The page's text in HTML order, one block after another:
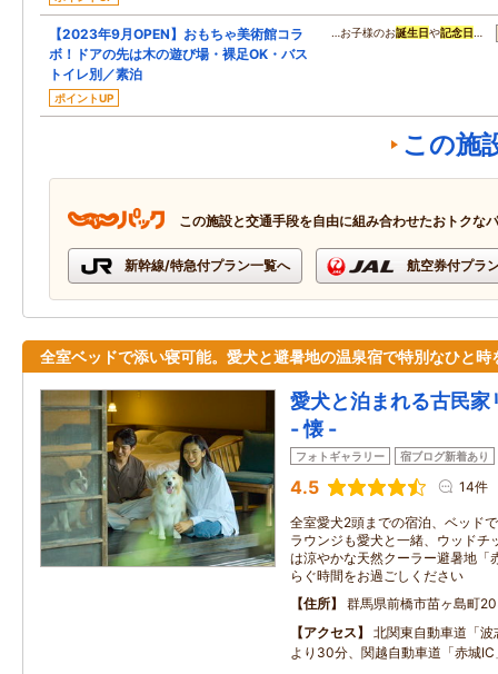
【2023年9月OPEN】おもちゃ美術館コラ
ボ！ドアの先は木の遊び場・裸足OK・バス
トイレ別／素泊
ポイントUP
…お子様のお誕生日や記念日 …
この施
この施設と交通手段を自由に組み合わせたおトクな
新幹線/特急付プラン一覧へ 航空券付プラ
全室ベッドで添い寝可能。愛犬と避暑地の温泉宿で特別なひと時
愛犬と泊まれる古民家
- 懐 -
フォトギャラリー 宿ブログ新着あり
4.5 14件
全室愛犬2頭までの宿泊、ベッド
ラウンジも愛犬と一緒、ウッドチ
は涼やかな天然クーラー避暑地「
らぐ時間をお過ごしください
住所
群馬県前橋市苗ヶ島町
アクセス
北関東自動車道「
より30分、関越自動車道「赤城